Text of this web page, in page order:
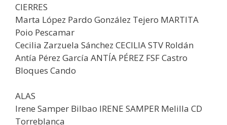
CIERRES
Marta López Pardo González Tejero MARTITA
Poio Pescamar
Cecilia Zarzuela Sánchez CECILIA STV Roldán
Antía Pérez García ANTÍA PÉREZ FSF Castro
Bloques Cando
ALAS
Irene Samper Bilbao IRENE SAMPER Melilla CD
Torreblanca